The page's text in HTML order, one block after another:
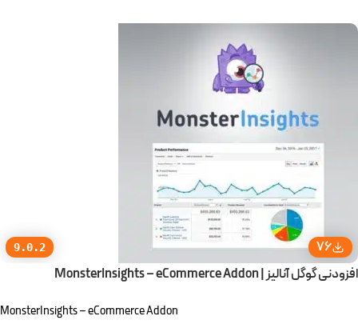
76
9.0.2
افزودنی گوگل آنالیز | MonsterInsights – eCommerce Addon
MonsterInsights – eCommerce Addon